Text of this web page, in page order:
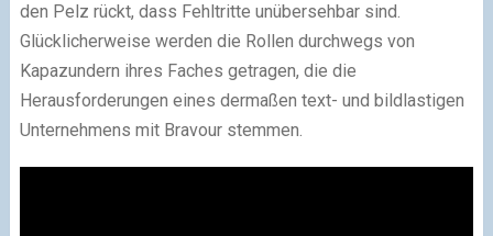
den Pelz rückt, dass Fehltritte unübersehbar sind.
Glücklicherweise werden die Rollen durchwegs von
Kapazundern ihres Faches getragen, die die
Herausforderungen eines dermaßen text- und bildlastigen
Unternehmens mit Bravour stemmen.